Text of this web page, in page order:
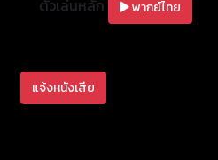
ประนีประนอม และนาพาอารมณ์
ตึงเครียดอันดาดิ่ง เสริมทัพด้
ฮาร์ดี้ (The Dark Knight
สสิก้า เชสเทน (The Help), มิอ
Eyre) พร้อมด้วยนักแสดงขา
และ แกรี่ โอลด์แมน ที่เพิ่งผ่า
Rises นี้ ผลงานการกำกับขอ
ตัวเล่นหลัก พากย์ไทย
แจ้งหนังเสีย